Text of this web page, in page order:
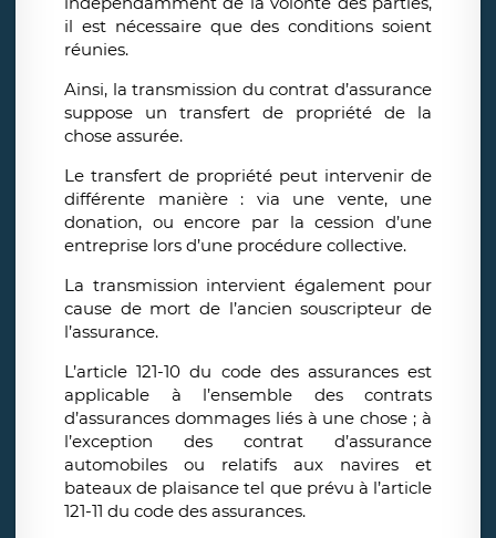
il est nécessaire que des conditions soient
réunies.
Ainsi, la transmission du contrat d’assurance
suppose un transfert de propriété de la
chose assurée.
Le transfert de propriété peut intervenir de
différente manière : via une vente, une
donation, ou encore par la cession d’une
entreprise lors d’une procédure collective.
La transmission intervient également pour
cause de mort de l’ancien souscripteur de
l’assurance.
L’article 121-10 du code des assurances est
applicable à l’ensemble des contrats
d’assurances dommages liés à une chose ; à
l’exception des contrat d’assurance
automobiles ou relatifs aux navires et
bateaux de plaisance tel que prévu à l’article
121-11 du code des assurances.